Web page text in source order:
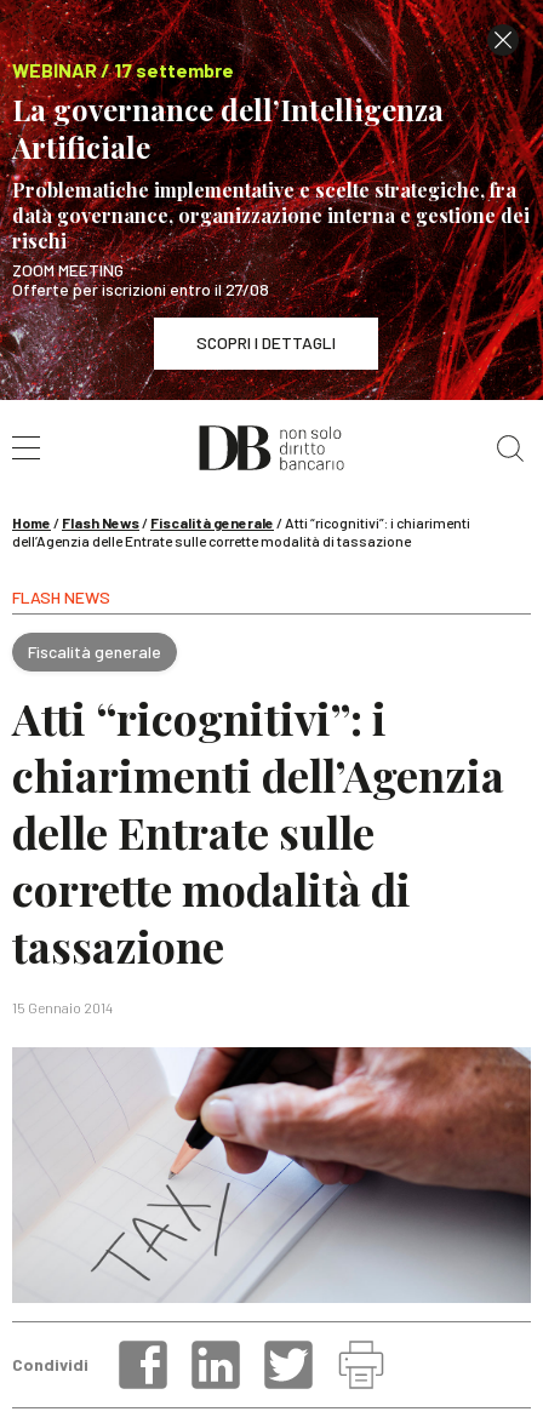
WEBINAR / 17 settembre
La governance dell’Intelligenza
Artificiale
Problematiche implementative e scelte strategiche, fra
data governance, organizzazione interna e gestione dei
rischi
ZOOM MEETING
Offerte per iscrizioni entro il 27/08
SCOPRI I DETTAGLI
WEBINAR / 17 settembre
La governance dell’Intelligenza Artificiale
Home / Flash News/ Fiscalità generale /Atti “ricognitivi”: i chiarimenti
dell’Agenzia delle Entrate sulle corrette modalità di tassazione
FLASH NEWS
Fiscalità generale
Atti “ricognitivi”: i
chiarimenti dell’Agenzia
delle Entrate sulle
corrette modalità di
tassazione
15 Gennaio 2014
Condividi